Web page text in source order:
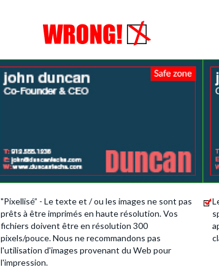
"Pixellisé” - Le texte et / ou les images ne sont pas
prêts à être imprimés en haute résolution. Vos
fichiers doivent être en résolution 300
pixels/pouce. Nous ne recommandons pas
l'utilisation d'images provenant du Web pour
l'impression.